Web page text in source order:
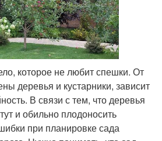
которое не любит спешки. От
деревья и кустарники, зависит
В связи с тем, что деревья
и обильно плодоносить
при планировке сада